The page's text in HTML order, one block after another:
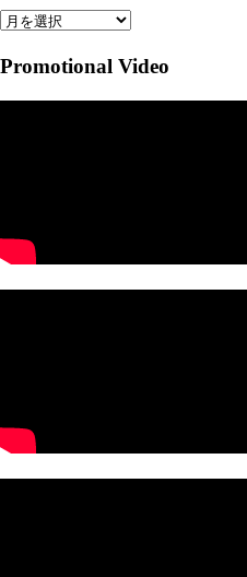
Archives
Month
Promotional Video